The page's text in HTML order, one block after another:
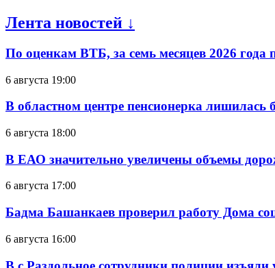
Лента новостей ↓
По оценкам ВТБ, за семь месяцев 2026
6 августа 19:00
В областном центре пенсионерка
6 августа 18:00
В ЕАО значительно увеличены объемы
6 августа 17:00
Бадма Башанкаев проверил работу Дома
6 августа 16:00